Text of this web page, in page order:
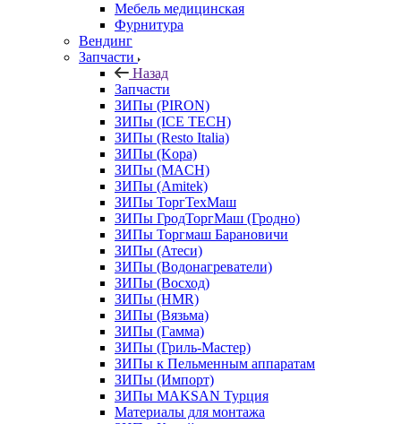
Мебель медицинская
Фурнитура
Вендинг
Запчасти
Назад
Запчасти
ЗИПы (PIRON)
ЗИПы (ICE TECH)
ЗИПы (Resto Italia)
ЗИПы (Kopa)
ЗИПы (MACH)
ЗИПы (Amitek)
ЗИПы ТоргТехМаш
ЗИПы ГродТоргМаш (Гродно)
ЗИПы Торгмаш Барановичи
ЗИПы (Атеси)
ЗИПы (Водонагреватели)
ЗИПы (Восход)
ЗИПы (HMR)
ЗИПы (Вязьма)
ЗИПы (Гамма)
ЗИПы (Гриль-Мастер)
ЗИПы к Пельменным аппаратам
ЗИПы (Импорт)
ЗИПы MAKSAN Турция
Материалы для монтажа